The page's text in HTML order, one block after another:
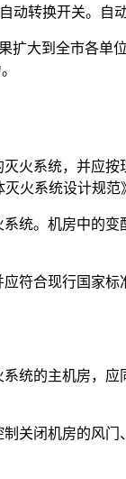
转换开关。自
大到全市各单
火系统，并应按
火系统设计规
统。机房中的
符合现行国家
统的主机房，
关闭机房的风